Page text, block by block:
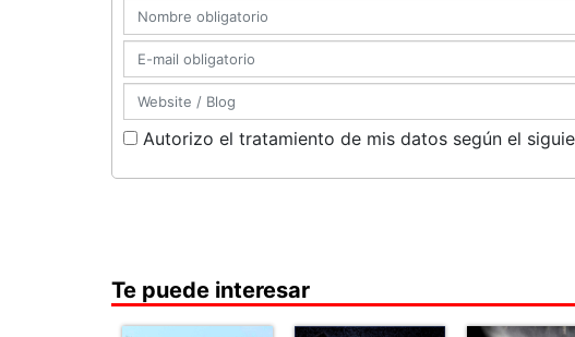
Autorizo el tratamiento de mis datos según el
Te puede interesar